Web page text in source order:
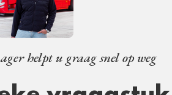
helpt u graag snel op weg